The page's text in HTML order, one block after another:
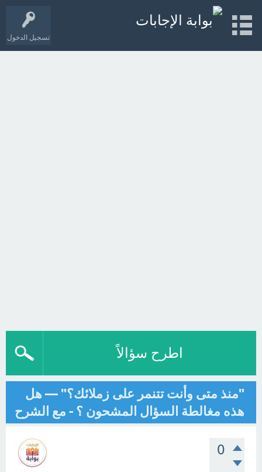
تسجيل الدخول
اطرح سؤالاً
"منذ متى وأنت تتنمر على زملائك؟" — هل
هذه مغالطة السؤال المشحون ؟ - مع الشرح
0